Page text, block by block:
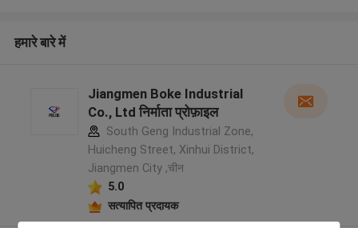
हमारे बारे में
Jiangmen Boke Industrial
Co., Ltd निर्माता प्रोफ़ाइल
South Geng Industrial Zone,
Huicheng Street, Xinhui District,
Jiangmen City ,चीन
5.0
सत्यापित प्रदायक